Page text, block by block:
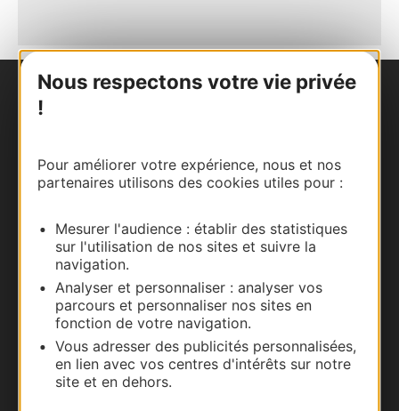
Nous respectons votre vie privée
!
Pour améliorer votre expérience, nous et nos
partenaires utilisons des cookies utiles pour :
Mesurer l'audience : établir des statistiques
sur l'utilisation de nos sites et suivre la
navigation.
Analyser et personnaliser : analyser vos
parcours et personnaliser nos sites en
fonction de votre navigation.
Vous adresser des publicités personnalisées,
en lien avec vos centres d'intérêts sur notre
site et en dehors.
Documentation